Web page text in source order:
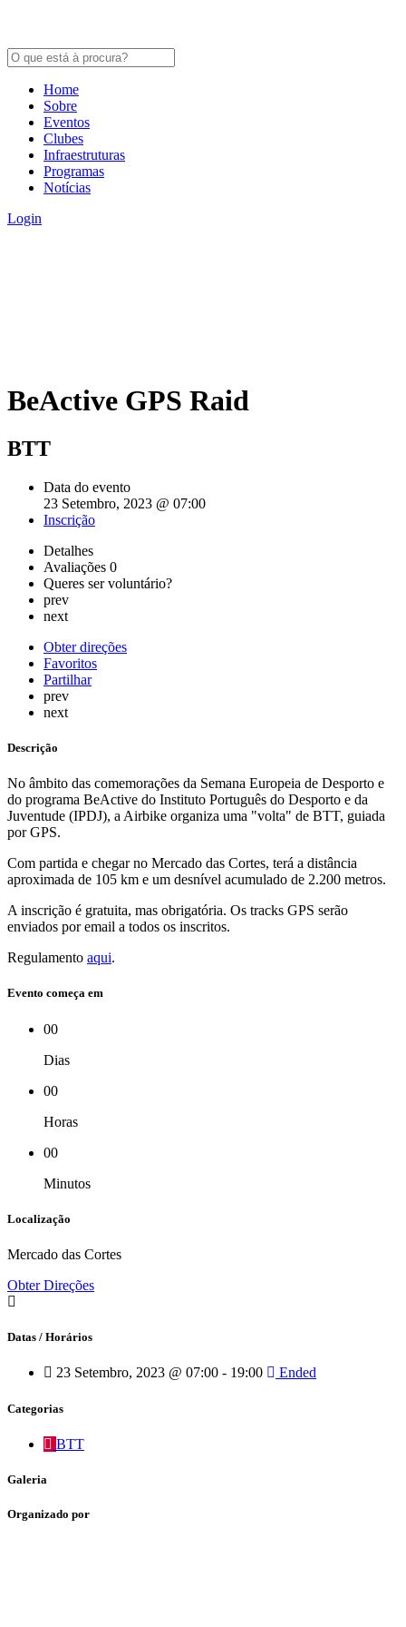
Home
Sobre
Eventos
Clubes
Infraestruturas
Programas
Notícias
Login
BeActive GPS Raid
BTT
Data do evento
23 Setembro, 2023 @ 07:00
Inscrição
Detalhes
Avaliações 0
Queres ser voluntário?
prev
next
Obter direções
Favoritos
Partilhar
prev
next
Descrição
No âmbito das comemorações da Semana Europeia de Desporto e
do programa BeActive do Instituto Português do Desporto e da
Juventude (IPDJ), a Airbike organiza uma "volta" de BTT, guiada
por GPS.
Com partida e chegar no Mercado das Cortes, terá a distância
aproximada de 105 km e um desnível acumulado de 2.200 metros.
A inscrição é gratuita, mas obrigatória. Os tracks GPS serão
enviados por email a todos os inscritos.
Regulamento aqui.
Evento começa em
00
Dias
00
Horas
00
Minutos
Localização
Mercado das Cortes
Obter Direções
Datas / Horários
23 Setembro, 2023 @ 07:00 - 19:00 Ended
Categorias
BTT
Galeria
Organizado por